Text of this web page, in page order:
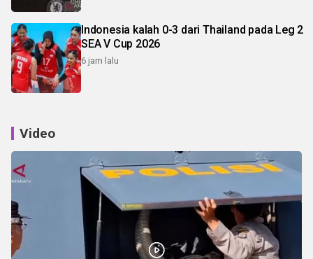
Indonesia kalah 0-3 dari Thailand pada Leg 2
SEA V Cup 2026
6 jam lalu
Video